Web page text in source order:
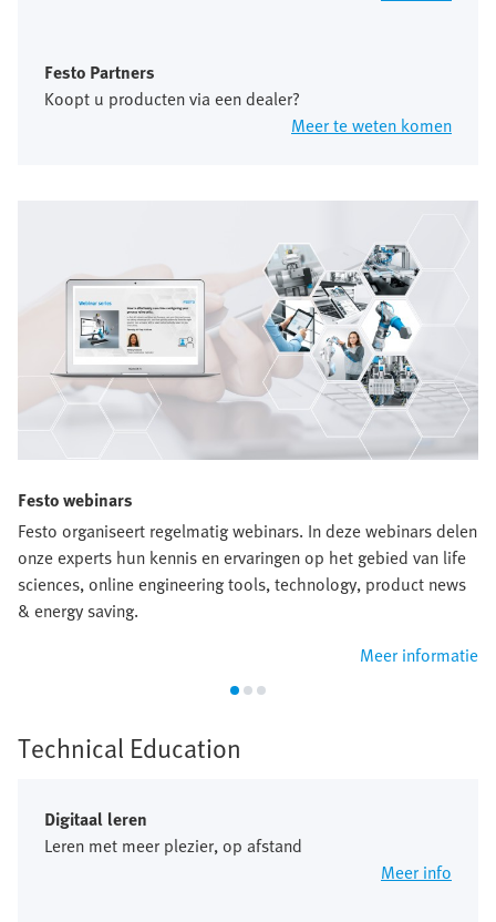
Festo Partners
Koopt u producten via een dealer?
Meer te weten komen
Festo webinars
Festo organiseert regelmatig webinars. In deze webinars delen
onze experts hun kennis en ervaringen op het gebied van life
sciences, online engineering tools, technology, product news
& energy saving.
Meer informatie
Technical Education
Digitaal leren
Leren met meer plezier, op afstand
Meer info